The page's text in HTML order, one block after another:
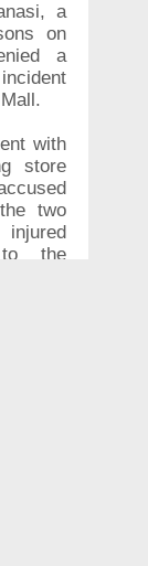
a
on
a
with
store
two
to the